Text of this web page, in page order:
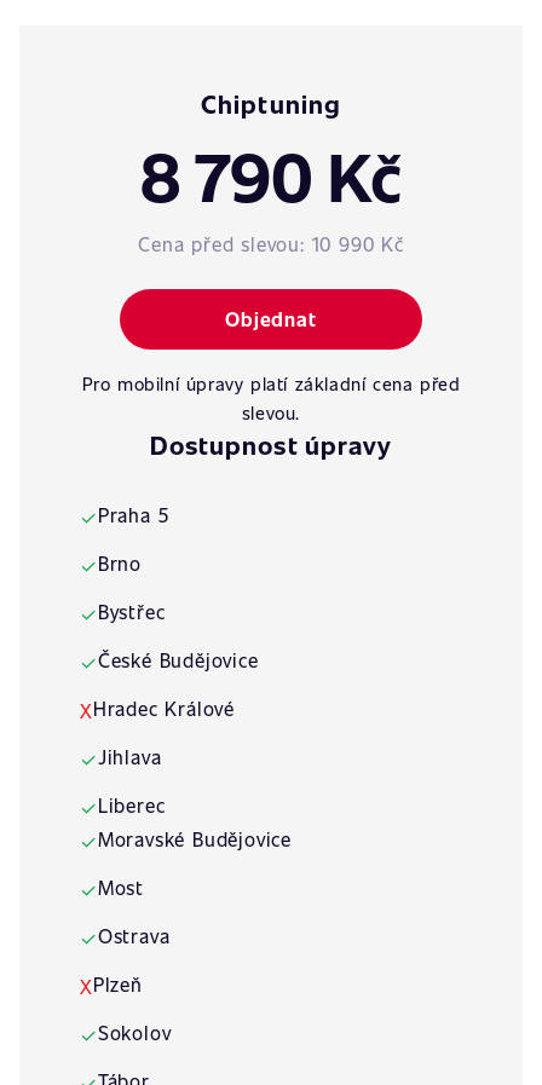
Chiptuning
8 790 Kč
Cena před slevou: 10 990 Kč
Objednat
Pro mobilní úpravy platí základní cena před
slevou.
Dostupnost úpravy
✓Praha 5
✓Brno
✓Bystřec
✓České Budějovice
XHradec Králové
✓Jihlava
✓Liberec
✓Moravské Budějovice
✓Most
✓Ostrava
XPlzeň
✓Sokolov